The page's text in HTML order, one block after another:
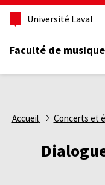
Aller
principal
Université Laval
Faculté de musique
Fil
Accueil Concerts et